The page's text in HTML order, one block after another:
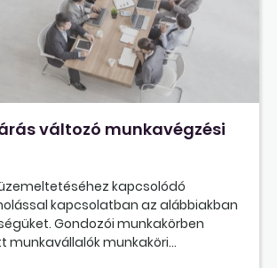
változó munkavégzési
kapcsolódó
kapcsolatban az alábbiakban
Gondozói munkakörben
munkaköri...